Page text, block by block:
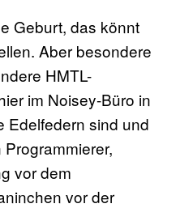
Geburt, das könnt
Aber besondere
HMTL-
im Noisey-Büro in
Edelfedern sind und
vor dem
vor der